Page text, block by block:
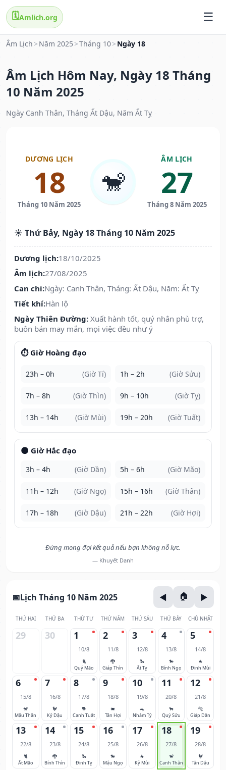
🗓️Amlich.org
Âm Lịch > Năm 2025 >Tháng 10> Ngày 18
Âm Lịch Hôm Nay, Ngày 18 Tháng
10 Năm 2025
Ngày Canh Thân, Tháng Ất Dậu, Năm Ất Tỵ
DƯƠNG LỊCH
18
Tháng 10 Năm 2025
🐒
ÂM LỊCH
27
Tháng 8 Năm 2025
☀️ Thứ Bảy, Ngày 18 Tháng 10 Năm 2025
Dương lịch:18/10/2025
Âm lịch:27/08/2025
Can chi:Ngày: Canh Thân, Tháng: Ất Dậu, Năm: Ất Tỵ
Tiết khí:Hàn lộ
Ngày Thiên Đường: Xuất hành tốt, quý nhân phù trợ,
buôn bán may mắn, mọi việc đều như ý
⏱️ Giờ Hoàng đạo
23h – 0h (Giờ Tí) 1h – 2h (Giờ Sửu)
7h – 8h (Giờ Thìn) 9h – 10h (Giờ Tỵ)
13h – 14h (Giờ Mùi) 19h – 20h (Giờ Tuất)
🌑 Giờ Hắc đạo
3h – 4h (Giờ Dần) 5h – 6h (Giờ Mão)
11h – 12h (Giờ Ngọ) 15h – 16h (Giờ Thân)
17h – 18h (Giờ Dậu) 21h – 22h (Giờ Hợi)
Đừng mong đợi kết quả nếu bạn không nỗ lực.
— Khuyết Danh
Lịch Tháng 10 Năm 2025
THỨ HAI THỨ BA THỨ TƯ THỨ NĂM THỨ SÁU THỨ BẢY CHỦ NHẬT
29 30 1
10/8
🐈
Quý Mão
2
11/8
🐉
Giáp Thìn
3
12/8
🐍
Ất Tỵ
4
13/8
🐎
Bính Ngọ
5
14/8
🐐
Đinh Mùi
6
15/8
🐒
Mậu Thân
7
16/8
🐓
Kỷ Dậu
8
17/8
🐕
Canh Tuất
9
18/8
🐖
Tân Hợi
10
19/8
🐀
Nhâm Tý
11
20/8
🐂
Quý Sửu
12
21/8
🐅
Giáp Dần
13
22/8
🐈
Ất Mão
14
23/8
🐉
Bính Thìn
15
24/8
🐍
Đinh Tỵ
16
25/8
🐎
Mậu Ngọ
17
26/8
🐐
Kỷ Mùi
18
27/8
🐒
Canh Thân
19
28/8
🐓
Tân Dậu